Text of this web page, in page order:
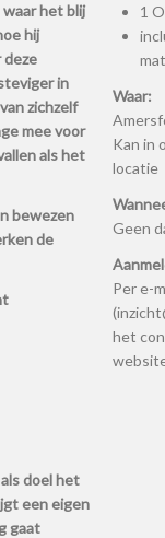
het blij
hij
deze
in
zichzelf
mee voor
als het
bewezen
de
doel het
een eigen
gaat
1
Waar:
Kan in
locatie
Geen
Per e-
het